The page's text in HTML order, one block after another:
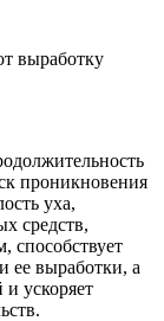
выработку
проникновения
уха,
средств,
способствует
ее выработки, а
ускоряет